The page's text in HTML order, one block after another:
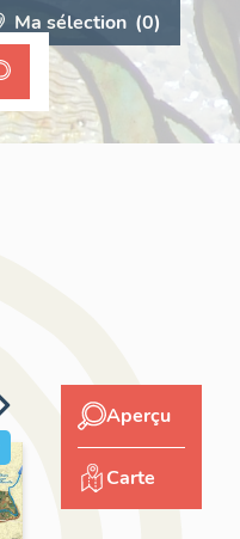
Ma sélection (0)
Aperçu
Carte